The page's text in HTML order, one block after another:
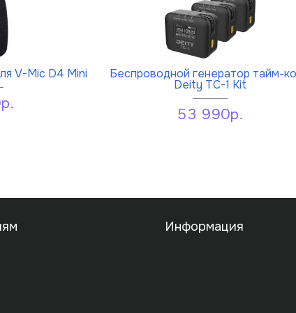
V-Mic D4 Mini Беспроводной генератор тайм-
Deity TC-1 Kit
53 990р.
Информация